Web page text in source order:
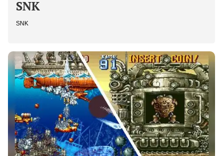
SNK
SNK